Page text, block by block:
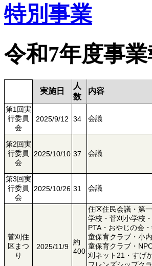
特別事業
令和7年度事
実施日
人
数
内容
第1回実
行委員
会
2025/9/12 34 会議
第2回実
行委員
会
2025/10/10 37 会議
第3回実
行委員
会
2025/10/26 31 会議
菅刈住
区まつ
り
2025/11/9
約
400
住区住民会議・第
学校・菅刈小学校・
PTA・おやじの会
童保育クラブ・小
童保育クラブ・
刈ネット21・すげ
フレンズシップク